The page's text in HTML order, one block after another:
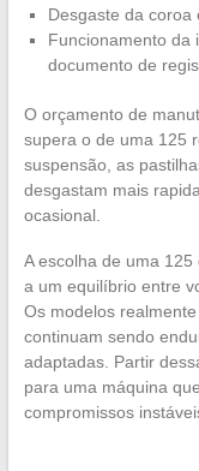
Desgaste da coroa
Funcionamento da
documento de
O orçamento de
supera o de uma 125
suspensão, as
desgastam mais
ocasional.
A escolha de uma
a um equilíbrio entre
Os modelos
continuam sendo
adaptadas. Partir
para uma máquina
compromissos